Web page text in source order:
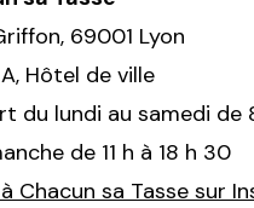
69001 Lyon
Hôtel de ville
du lundi au samedi de
de 11 h à 18 h 30
Chacun sa Tasse sur